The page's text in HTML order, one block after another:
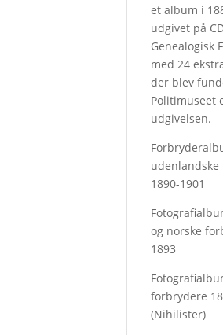
et album i
udgivet på
Genealogisk
med24
der blev
Politimuseet
udgivelsen.
1890-1901
og norske
1893
forbrydere
(Nihilister)